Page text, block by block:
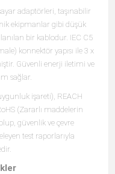
adaptörleri, taşınabilir
ekipmanlar gibi düşük
bir kablodur. IEC C5
konnektör yapısı ile 3 x
Güvenli enerji iletimi ve
sağlar.
işareti), REACH
(Zararlı maddelerin
güvenlik ve çevre
test raporlarıyla